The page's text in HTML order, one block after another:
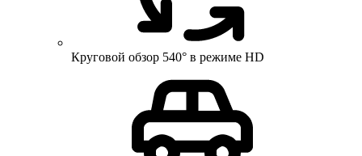
Круговой обзор 540° в режиме HD